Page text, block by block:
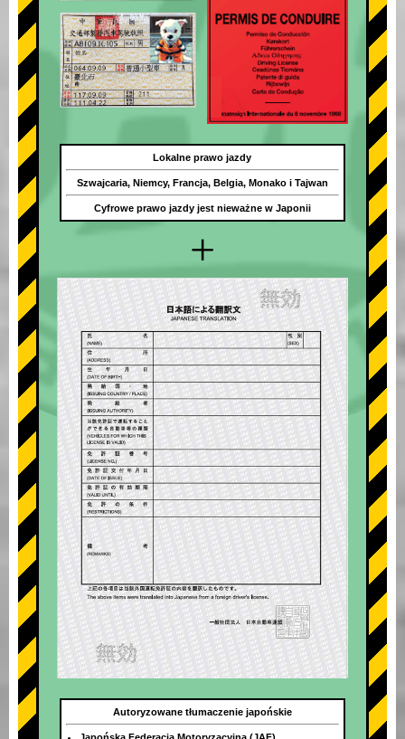
+
Lokalne prawo jazdy
Szwajcaria, Niemcy, Francja, Belgia, Monako i Tajwan
Cyfrowe prawo jazdy jest nieważne w Japonii
Autoryzowane tłumaczenie japońskie